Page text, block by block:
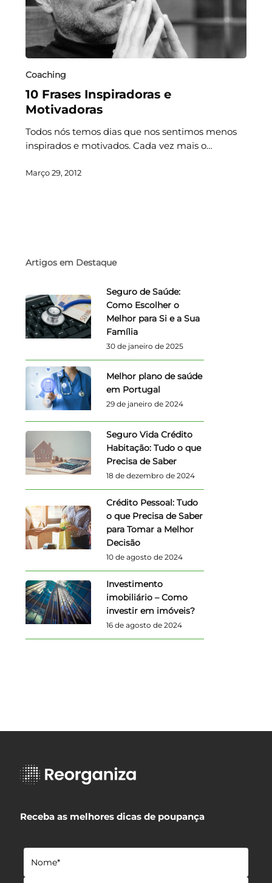
Coaching
10 Frases Inspiradoras e
Motivadoras
Todos nós temos dias que nos sentimos menos
inspirados e motivados. Cada vez mais o…
Março 29, 2012
Artigos em Destaque
Seguro de Saúde:
Como Escolher o
Melhor para Si e a Sua
Família
30 de janeiro de 2025
Melhor plano de saúde
em Portugal
29 de janeiro de 2024
Seguro Vida Crédito
Habitação: Tudo o que
Precisa de Saber
18 de dezembro de 2024
Crédito Pessoal: Tudo
o que Precisa de Saber
para Tomar a Melhor
Decisão
10 de agosto de 2024
Investimento
imobiliário – Como
investir em imóveis?
16 de agosto de 2024
Receba as melhores dicas de poupança